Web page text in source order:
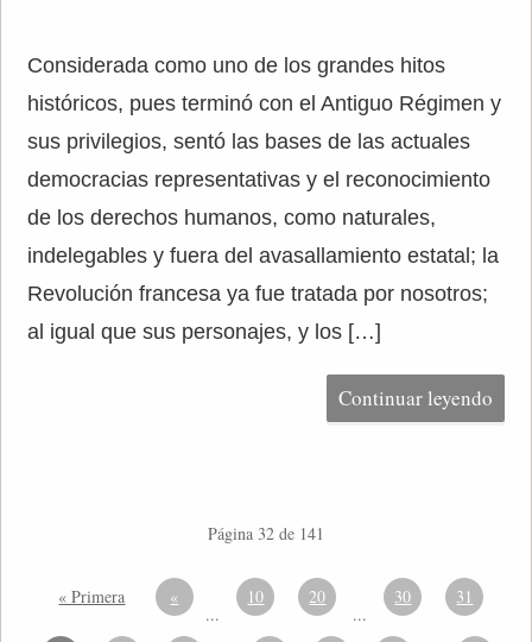
Considerada como uno de los grandes hitos
históricos, pues terminó con el Antiguo Régimen y
sus privilegios, sentó las bases de las actuales
democracias representativas y el reconocimiento
de los derechos humanos, como naturales,
indelegables y fuera del avasallamiento estatal; la
Revolución francesa ya fue tratada por nosotros;
al igual que sus personajes, y los […]
Continuar leyendo
Página 32 de 141
« Primera «
...
10 20
...
30 31